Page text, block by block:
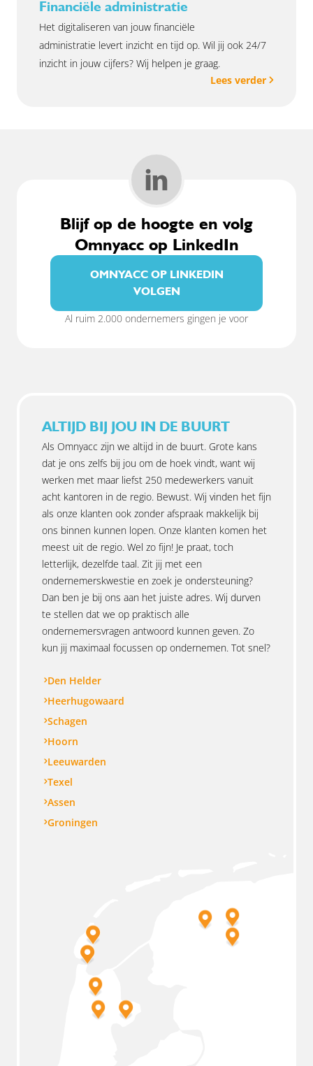
Financiële administratie
Het digitaliseren van jouw financiële
administratie levert inzicht en tijd op. Wil jij ook 24/7
inzicht in jouw cijfers? Wij helpen je graag.
Lees verder
Blijf op de hoogte en volg
Omnyacc op LinkedIn
OMNYACC OP LINKEDIN
VOLGEN
Al ruim 2.000 ondernemers gingen je voor
ALTIJD BIJ JOU IN DE BUURT
Als Omnyacc zijn we altijd in de buurt. Grote kans
dat je ons zelfs bij jou om de hoek vindt, want wij
werken met maar liefst 250 medewerkers vanuit
acht kantoren in de regio. Bewust. Wij vinden het fijn
als onze klanten ook zonder afspraak makkelijk bij
ons binnen kunnen lopen. Onze klanten komen het
meest uit de regio. Wel zo fijn! Je praat, toch
letterlijk, dezelfde taal. Zit jij met een
ondernemerskwestie en zoek je ondersteuning?
Dan ben je bij ons aan het juiste adres. Wij durven
te stellen dat we op praktisch alle
ondernemersvragen antwoord kunnen geven. Zo
kun jij maximaal focussen op ondernemen. Tot snel?
Den Helder
Heerhugowaard
Schagen
Hoorn
Leeuwarden
Texel
Assen
Groningen